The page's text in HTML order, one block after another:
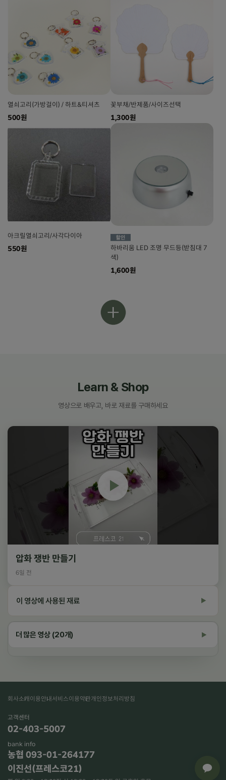
열쇠고리(가방걸이) / 하트&티셔츠
500원
꽃부채/반제품/사이즈선택
1,300원
아크릴열쇠고리/사각다이아
550원
하바리움 LED 조명 무드등(받침대 7
색)
1,600원
Learn & Shop
영상으로 배우고, 바로 재료를 구매하세요
압화 쟁반 만들기
6일 전
이 영상에 사용된 재료 ▶
영상 속 재료 상품 보기 영상 속 재료 상품 보기
더 많은 영상 (20개) ▶
회사소개이용안내서비스이용약관개인정보처리방침
고객센터
02-403-5007
bank info
농협 093-01-264177
이진선(프레스코21)